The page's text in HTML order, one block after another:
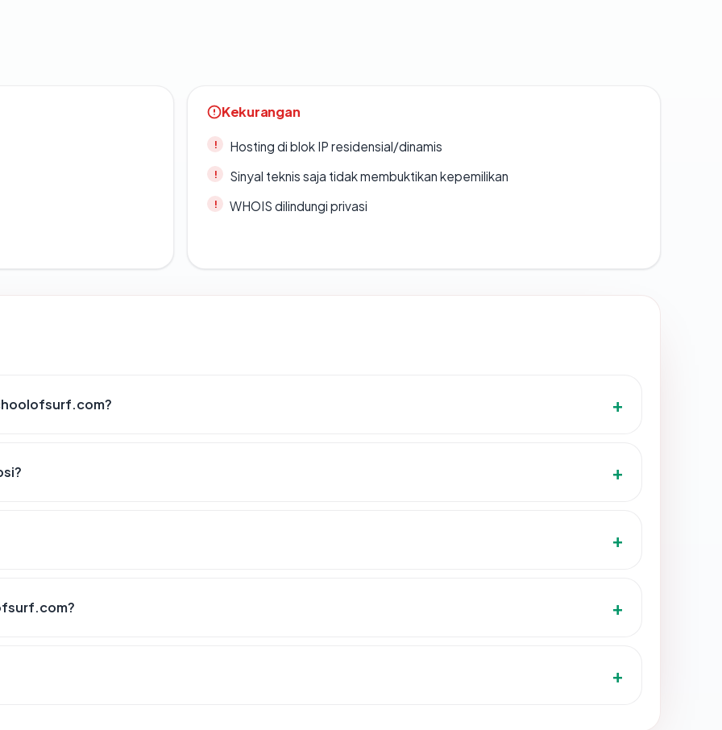
Kekurangan
Hosting di blok IP residensial/dinamis
Sinyal teknis saja tidak membuktikan kepemilikan
WHOIS dilindungi privasi